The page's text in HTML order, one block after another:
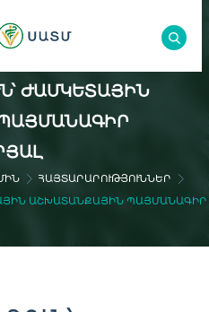
ԺԱՄԿԵՏԱՅԻՆ
ՀԱՅՏԱՐԱՐՈՒԹՅՈՒՆՆԵՐ
ԱՇԽԱՏԱՆՔԱՅԻՆ ՊԱՅՄԱՆԱԳԻՐ